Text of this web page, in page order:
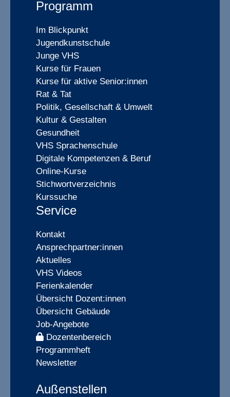
Programm
Im Blickpunkt
Jugendkunstschule
Junge VHS
Kurse für Frauen
Kurse für aktive Senior:innen
Rat & Tat
Politik, Gesellschaft & Umwelt
Kultur & Gestalten
Gesundheit
VHS Sprachenschule
Digitale Kompetenzen & Beruf
Online-Kurse
Stichwortverzeichnis
Kurssuche
Service
Kontakt
Ansprechpartner:innen
Aktuelles
VHS Videos
Ferienkalender
Übersicht Dozent:innen
Übersicht Gebäude
Job-Angebote
Dozentenbereich
Programmheft
Newsletter
Außenstellen